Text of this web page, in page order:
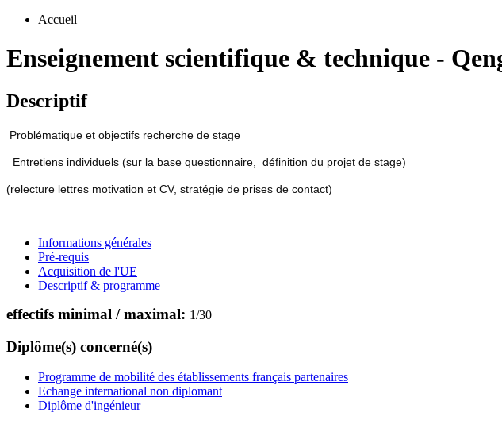
Accueil
Enseignement scientifique & technique -
Descriptif
Problématique et objectifs recherche de stage
Entretiens individuels (sur la base questionnaire, définition du projet de stage)
(relecture lettres motivation et CV, stratégie de prises de contact)
Informations générales
Pré-requis
Acquisition de l'UE
Descriptif & programme
effectifs minimal / maximal: 1/30
Diplôme(s) concerné(s)
Programme de mobilité des établissements français partenaires
Echange international non diplomant
Diplôme d'ingénieur